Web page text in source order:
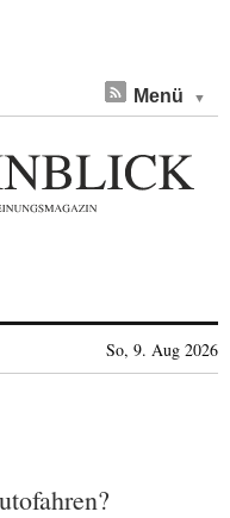
Menü
So, 9. Aug 2026